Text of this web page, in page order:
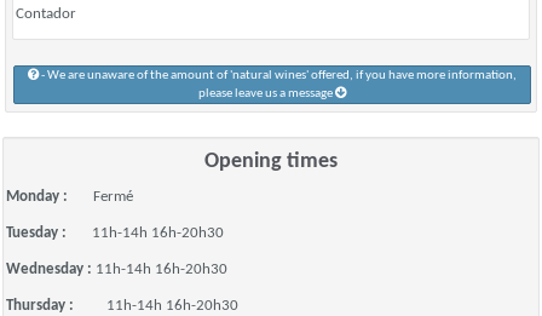
Contador
- We are unaware of the amount of 'natural wines' offered, if you have more information,
please leave us a message
Opening times
Monday : Fermé
Tuesday : 11h-14h 16h-20h30
Wednesday : 11h-14h 16h-20h30
Thursday : 11h-14h 16h-20h30